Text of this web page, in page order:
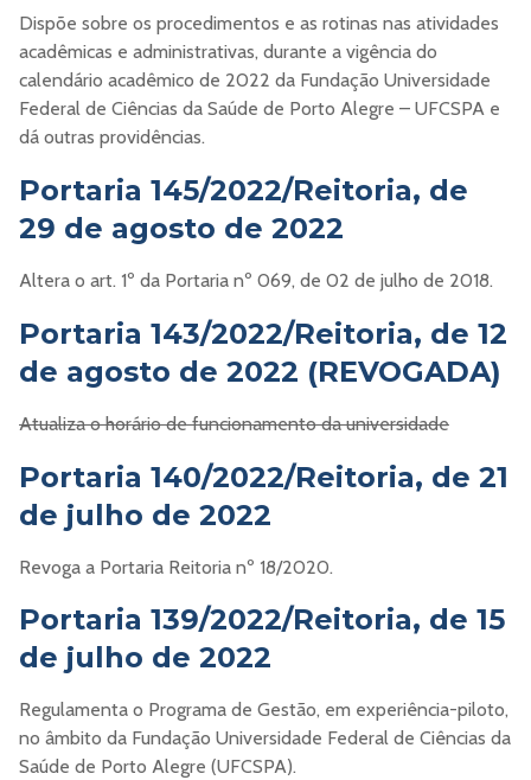
Dispõe sobre os procedimentos e as rotinas nas atividades
acadêmicas e administrativas, durante a vigência do
calendário acadêmico de 2022 da Fundação Universidade
Federal de Ciências da Saúde de Porto Alegre – UFCSPA e
dá outras providências.
Portaria 145/2022/Reitoria, de
29 de agosto de 2022
Altera o art. 1º da Portaria nº 069, de 02 de julho de 2018.
Portaria 143/2022/Reitoria, de 12
de agosto de 2022 (REVOGADA)
Atualiza o horário de funcionamento da universidade
Portaria 140/2022/Reitoria, de 21
de julho de 2022
Revoga a Portaria Reitoria nº 18/2020.
Portaria 139/2022/Reitoria, de 15
de julho de 2022
Regulamenta o Programa de Gestão, em experiência-piloto,
no âmbito da Fundação Universidade Federal de Ciências da
Saúde de Porto Alegre (UFCSPA).